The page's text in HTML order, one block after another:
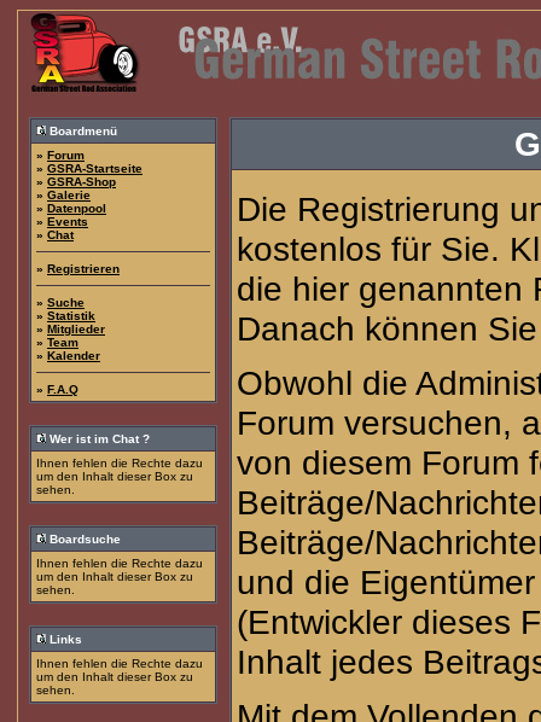
Boardmenü
» Forum
» GSRA-Startseite
» GSRA-Shop
» Galerie
» Datenpool
» Events
» Chat
» Registrieren
» Suche
» Statistik
» Mitglieder
» Team
» Kalender
» F.A.Q
Wer ist im Chat ?
Ihnen fehlen die Rechte dazu
um den Inhalt dieser Box zu
sehen.
Boardsuche
Ihnen fehlen die Rechte dazu
um den Inhalt dieser Box zu
sehen.
Links
Ihnen fehlen die Rechte dazu
um den Inhalt dieser Box zu
sehen.
Die Registrierung
kostenlos für Sie.
die hier genannten
Danach können
Obwohl die
Forum versuchen,
von diesem Forum
Beiträge/
Beiträge/
und die
(Entwickler dieses
Inhalt jedes